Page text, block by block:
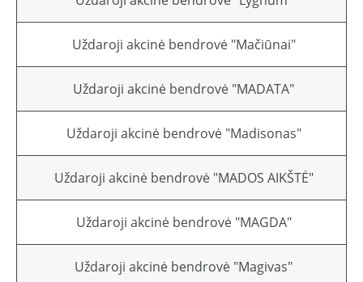
Uždaroji akcinė bendrovė "Mačiūnai"
Uždaroji akcinė bendrovė "MADATA"
Uždaroji akcinė bendrovė "Madisonas"
Uždaroji akcinė bendrovė "MADOS AIKŠTĖ"
Uždaroji akcinė bendrovė "MAGDA"
Uždaroji akcinė bendrovė "Magivas"